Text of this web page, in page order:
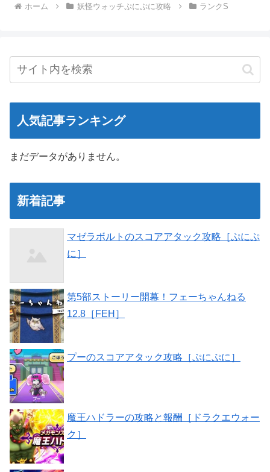
ホーム 妖怪ウォッチぷにぷに攻略 ランクS
人気記事ランキング
まだデータがありません。
新着記事
マゼラボルトのスコアアタック攻略［ぷにぷ
に］
第5部ストーリー開幕！フェーちゃんねる
12.8［FEH］
プーのスコアアタック攻略［ぷにぷに］
魔王ハドラーの攻略と報酬［ドラクエウォー
ク］